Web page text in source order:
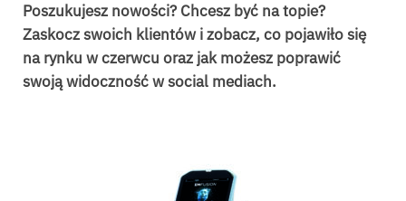
Poszukujesz nowości? Chcesz być na topie?
Zaskocz swoich klientów i zobacz, co pojawiło się
na rynku w czerwcu oraz jak możesz poprawić
swoją widoczność w social mediach.